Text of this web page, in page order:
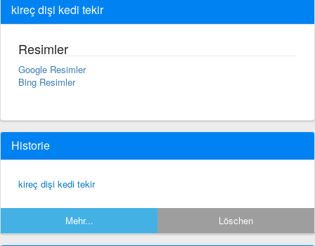
kireç dişi kedi tekir
Resimler
Google Resimler
Bing Resimler
Historie
kireç dişi kedi tekir
Mehr... Löschen